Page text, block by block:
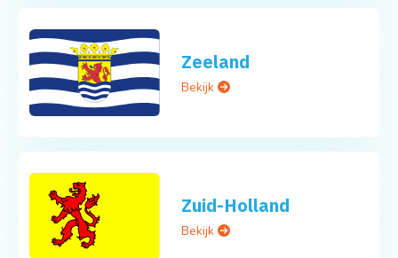
Zeeland
Bekijk
Zuid-Holland
Bekijk